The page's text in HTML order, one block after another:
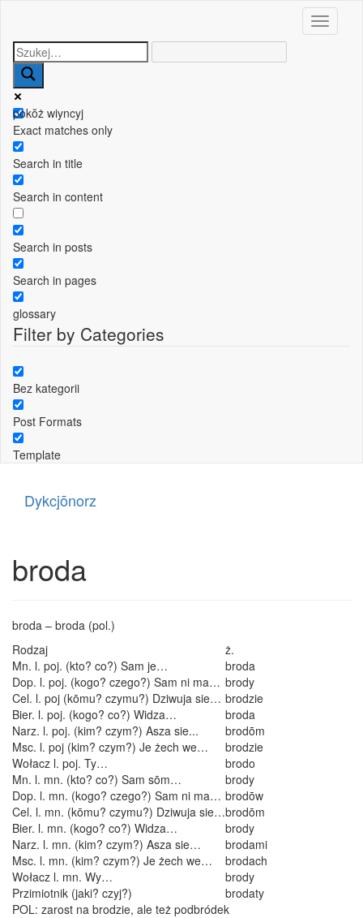
Toggle
pokŏż wiyncyj
Exact matches only
Search in title
Search in content
Search in posts
Search in pages
glossary
Filter by Categories
Bez kategorii
Post Formats
Template
Dykcjōnorz
broda
broda – broda (pol.)
Rodzaj
ż.
Mn. l. poj. (kto? co?) Sam je…
broda
Dop. l. poj. (kogo? czego?) Sam ni ma… brody
Cel. l. poj (kōmu? czymu?) Dziwuja sie… brodzie
Bier. l. poj. (kogo? co?) Widza…
broda
Narz. l. poj. (kim? czym?) Asza sie...
brodōm
Msc. l. poj (kim? czym?) Je żech we…
brodzie
Wołacz l. poj. Ty…
brodo
Mn. l. mn. (kto? co?) Sam sōm…
brody
Dop. l. mn. (kogo? czego?) Sam ni ma… brodōw
Cel. l. mn. (kōmu? czymu?) Dziwuja sie…brodōm
Bier. l. mn. (kogo? co?) Widza…
brody
Narz. l. mn. (kim? czym?) Asza sie…
brodami
Msc. l. mn. (kim? czym?) Je żech we…
brodach
Wołacz l. mn. Wy…
brody
Przimiotnik (jaki? czyj?)
brodaty
POL: zarost na brodzie, ale też podbródek